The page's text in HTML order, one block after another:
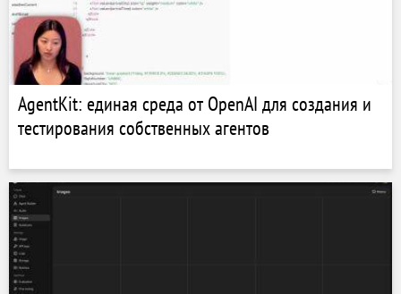
AgentKit: единая среда от OpenAI для создания и
тестирования собственных агентов